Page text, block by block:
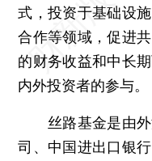
式，投资于基础设
合作等领域，促进
的财务收益和中长
内外投资者的参与。
丝路基金是由外
司、中国进出口银